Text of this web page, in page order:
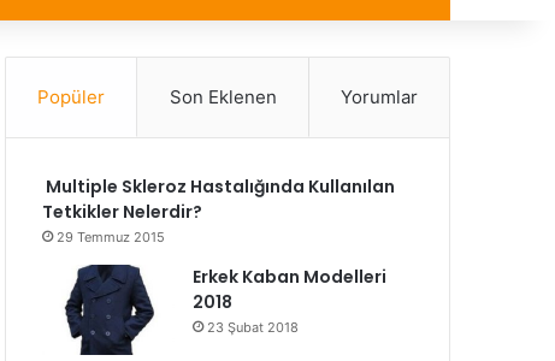
Popüler Son Eklenen Yorumlar
Multiple Skleroz Hastalığında Kullanılan
Tetkikler Nelerdir?
29 Temmuz 2015
Erkek Kaban Modelleri
2018
23 Şubat 2018